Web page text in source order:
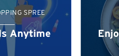
SPREE
Anytime
H